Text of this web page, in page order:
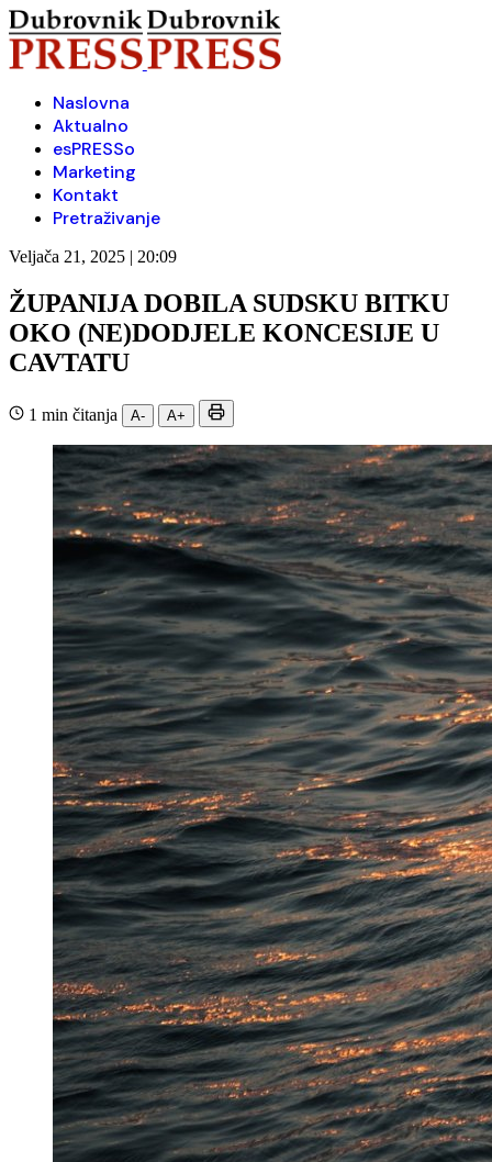
Naslovna
Aktualno
esPRESSo
Marketing
Kontakt
Pretraživanje
Veljača 21, 2025 | 20:09
ŽUPANIJA DOBILA SUDSKU BITKU
OKO (NE)DODJELE KONCESIJE U
CAVTATU
1 min čitanja A- A+